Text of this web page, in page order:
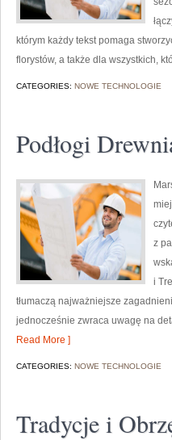
którym każdy tekst pomaga
florystów, a także dla wszystkich,
CATEGORIES: NOWE TECHNOLOGIE
Podłogi
z
i
tłumaczą najważniejsze
jednocześnie zwraca uwagę na
Read More ]
CATEGORIES: NOWE TECHNOLOGIE
Tradycje i